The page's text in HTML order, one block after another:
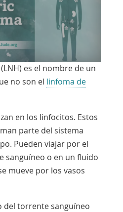
es el nombre de un
no son el linfoma de
en los linfocitos. Estos
parte del sistema
Pueden viajar por el
sanguíneo o en un fluido
mueve por los vasos
del torrente sanguíneo